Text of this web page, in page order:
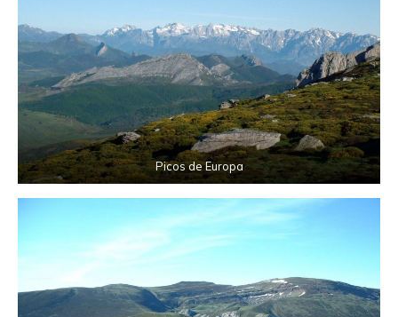
Picos de Europa